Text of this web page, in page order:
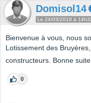
Domisol14
Le 24/03/2018 à
Bienvenue à vous, nous
Lotissement des
constructeurs. Bonne
0